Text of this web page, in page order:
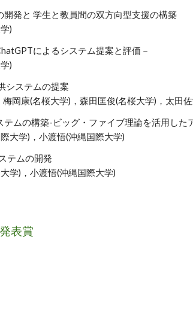
発と 学生と教員間の双方向型支援の構築
)
によるシステム提案と評価－
)
システムの提案
岡康(名桜大学)，森田匡俊(名桜大学)，太田
ムの構築-ビッグ・ファイブ理論を活用した
大学)，小渡悟(沖縄国際大学)
テムの開発
学)，小渡悟(沖縄国際大学)
表賞